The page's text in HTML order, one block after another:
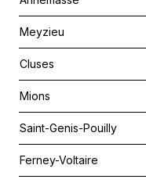
Meyzieu
Cluses
Mions
Saint-Genis-Pouilly
Ferney-Voltaire